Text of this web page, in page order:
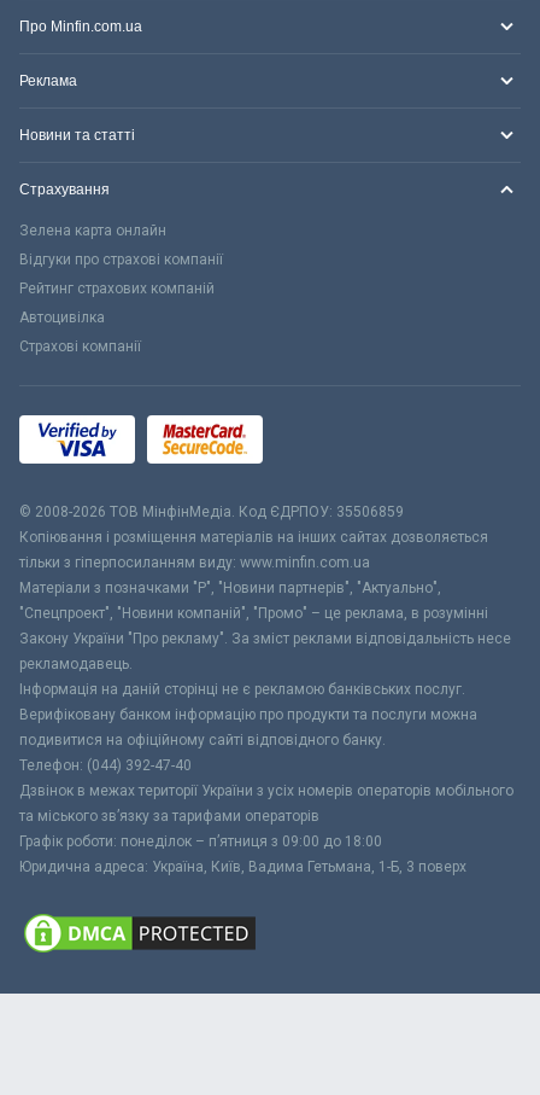
Про Minfin.com.ua
Реклама
Новини та статті
Страхування
Зелена карта онлайн
Відгуки про страхові компанії
Рейтинг страхових компаній
Автоцивілка
Страхові компанії
© 2008-2026 ТОВ МiнфiнМедiа. Код ЄДРПОУ: 35506859
Копіювання і розміщення матеріалів на інших сайтах дозволяється
тільки з гіперпосиланням виду: www.minfin.com.ua
Матеріали з позначками "Р", "Новини партнерів", "Актуально",
"Спецпроект", "Новини компаній", "Промо" – це реклама, в розумінні
Закону України "Про рекламу". За зміст реклами відповідальність несе
рекламодавець.
Інформація на даній сторінці не є рекламою банківських послуг.
Верифіковану банком інформацію про продукти та послуги можна
подивитися на офіційному сайті відповідного банку.
Телефон: (044) 392-47-40
Дзвінок в межах території України з усіх номерів операторів мобільного
та міського зв’язку за тарифами операторів
Графік роботи: понеділок – п’ятниця з 09:00 до 18:00
Юридична адреса: Україна, Київ, Вадима Гетьмана, 1-Б, 3 поверх